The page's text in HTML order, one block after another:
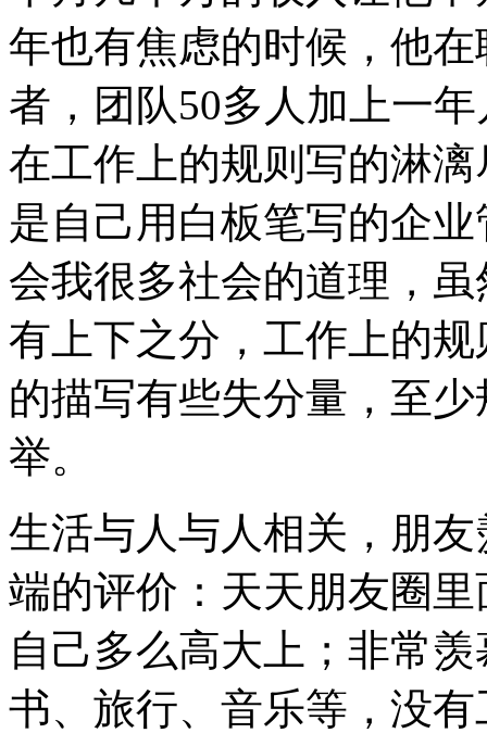
年也有焦虑的时候，他
者，团队50多人加上一
在工作上的规则写的淋
是自己用白板笔写的企
会我很多社会的道理，
有上下之分，工作上的
的描写有些失分量，至
举。
生活与人与人相关，朋
端的评价：天天朋友圈
自己多么高大上；非常
书、旅行、音乐等，没